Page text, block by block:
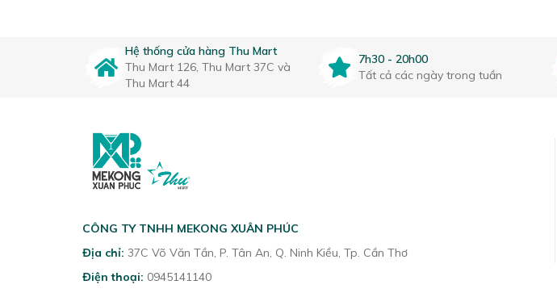
Hệ thống cửa hàng Thu Mart
Thu Mart 126, Thu Mart 37C và
Thu Mart 44
7h30 - 20h00
Tất cả các ngày trong tuần
CÔNG TY TNHH MEKONG XUÂN PHÚC
Địa chỉ: 37C Võ Văn Tần, P. Tân An, Q. Ninh Kiều, Tp. Cần Thơ
Điện thoại: 0945141140